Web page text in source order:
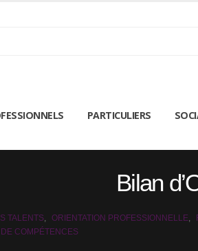
PARTICULIERS
Bilan
TALENTS ORIENTATION PROFESSIONNELLE
COMPÉTENCES